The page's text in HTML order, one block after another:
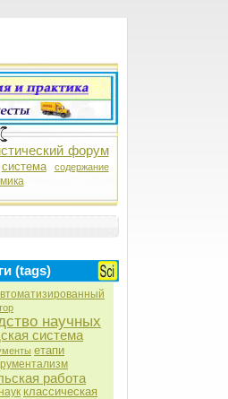
форум
система содержание
(tags)
научных
система
етапи
работа
классическая